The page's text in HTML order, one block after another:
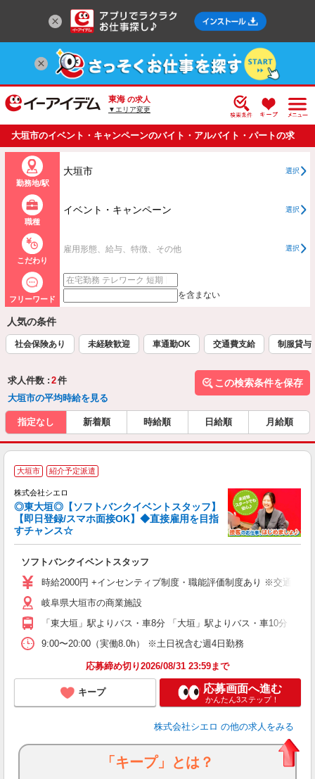
東海 の求人
▼エリア変更
大垣市のイベント・キャンペーンのバイト・アルバイト・パートの求
人情報一覧
勤務地/駅
大垣市 選択
職種
イベント・キャンペーン 選択
こだわり
雇用形態、給与、特徴、その他 選択
フリーワード を含まない
人気の条件
社会保険あり 未経験歓迎 車通勤OK 交通費支給 制服貸与
求人件数 : 2件
大垣市の平均時給を見る
この検索条件を保存
指定なし 新着順 時給順 日給順 月給順
大垣市 紹介予定派遣
株式会社シエロ
◎東大垣◎【ソフトバンクイベントスタッフ】
【即日登録/スマホ面接OK】◆直接雇用を目指
すチャンス☆
ソフトバンクイベントスタッフ
時給2000円 +インセンティブ制度・職能評価制度あり ※交通費
岐阜県大垣市の商業施設
「東大垣」駅よりバス・車8分 「大垣」駅よりバス・車10分
9:00〜20:00（実働8.0h） ※土日祝含む週4日勤務
応募締め切り2026/08/31 23:59まで
キープ 応募画面へ進む
かんたん3ステップ！
株式会社シエロ の他の求人をみる
「キープ」とは？